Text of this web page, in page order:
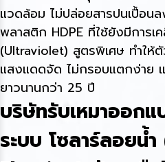
แวดล้อม ไม่ปล่อยสารปนเปื้อน
พลาสติก HDPE ที่ใช้ยังมีการ
(Ultraviolet) สูตรพิเศษ ทำให้
แสงแดดจัด ไม่กรอบแตกง่าย แ
ยาวนานกว่า 25 ปี
บริษัทรับเหมาออก
ระบบ โซลาร์ลอยน้